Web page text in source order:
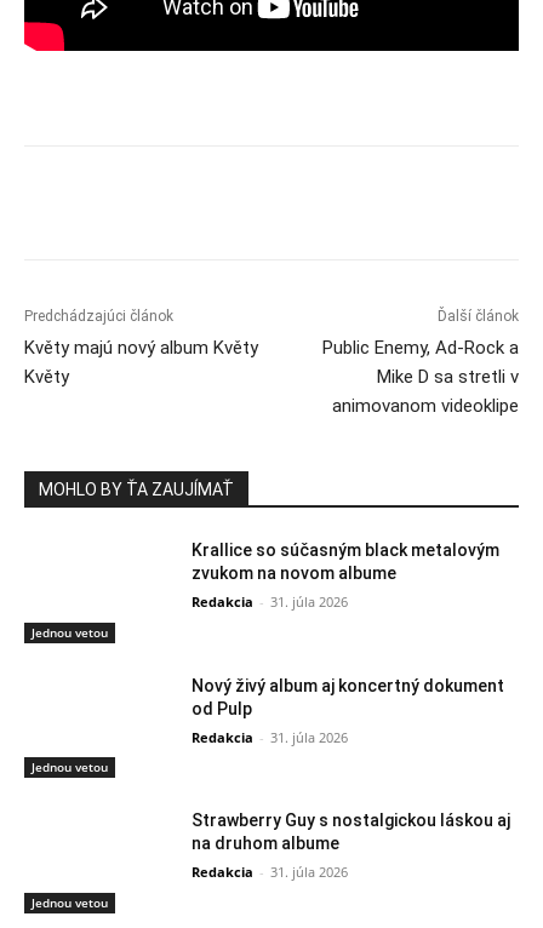
Predchádzajúci článok
Květy majú nový album Květy
Květy
Ďalší článok
Public Enemy, Ad-Rock a
Mike D sa stretli v
animovanom videoklipe
MOHLO BY ŤA ZAUJÍMAŤ
Jednou vetou
Krallice so súčasným black metalovým
zvukom na novom albume
Redakcia - 31. júla 2026
Jednou vetou
Nový živý album aj koncertný dokument
od Pulp
Redakcia - 31. júla 2026
Jednou vetou
Strawberry Guy s nostalgickou láskou aj
na druhom albume
Redakcia - 31. júla 2026